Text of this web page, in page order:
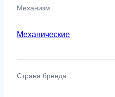
Механизм
Механические
Страна бренда